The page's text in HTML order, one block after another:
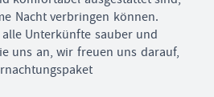
Nacht verbringen können.
Unterkünfte sauber und
uns an, wir freuen uns darauf,